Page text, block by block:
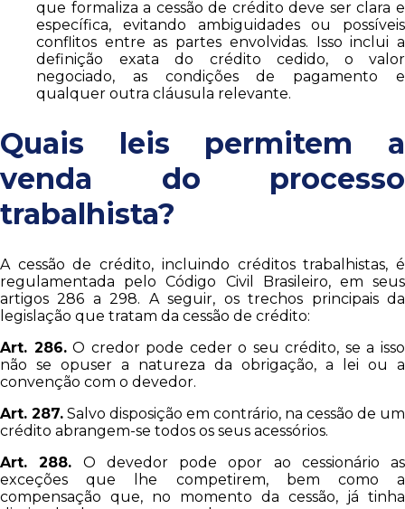
que formaliza a cessão de crédito deve ser clara e
específica, evitando ambiguidades ou possíveis
conflitos entre as partes envolvidas. Isso inclui a
definição exata do crédito cedido, o valor
negociado, as condições de pagamento e
qualquer outra cláusula relevante.
Quais leis permitem a
venda do processo
trabalhista?
A cessão de crédito, incluindo créditos trabalhistas, é
regulamentada pelo Código Civil Brasileiro, em seus
artigos 286 a 298. A seguir, os trechos principais da
legislação que tratam da cessão de crédito:
Art. 286.O credor pode ceder o seu crédito, se a isso
não se opuser a natureza da obrigação, a lei ou a
convenção com o devedor.
Art. 287. Salvo disposição em contrário, na cessão de um
crédito abrangem-se todos os seus acessórios.
Art. 288. O devedor pode opor ao cessionário as
exceções que lhe competirem, bem como a
compensação que, no momento da cessão, já tinha